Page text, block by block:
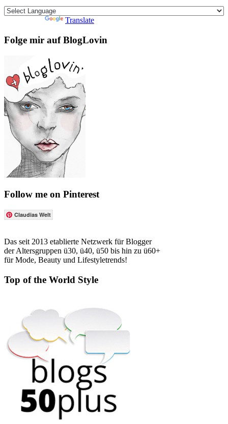
Translate
Folge mir auf BlogLovin
Follow me on Pinterest
Claudias Welt
Das seit 2013 etablierte Netzwerk für Blogger
der Altersgruppen ü30, ü40, ü50 bis hin zu ü60+
für Mode, Beauty und Lifestyletrends!
Top of the World Style